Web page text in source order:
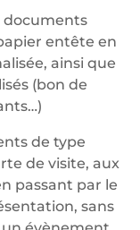
documents
entête en
ainsi que
(bon de
de type
de visite, aux
passant par le
sans